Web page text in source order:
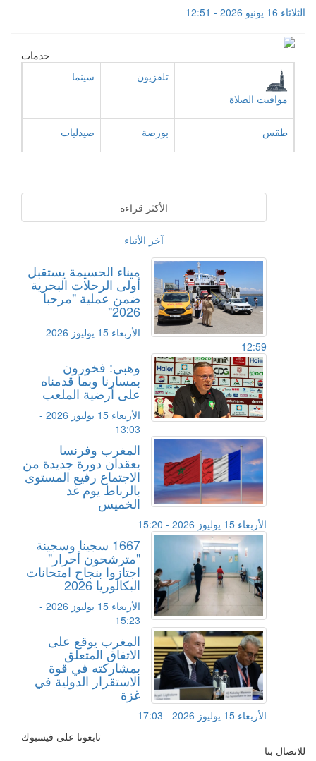
الثلاثاء 16 يونيو 2026 - 12:51
خدمات
مواقيت الصلاة
تلفزيون سينما
طقس بورصة صيدليات
الأكثر قراءة
آخر الأنباء
ميناء الحسيمة يستقبل
أولى الرحلات البحرية
ضمن عملية "مرحبا
2026"
الأربعاء 15 يوليوز 2026 -
12:59
وهبي: فخورون
بمسارنا وبما قدمناه
على أرضية الملعب
الأربعاء 15 يوليوز 2026 -
13:03
المغرب وفرنسا
يعقدان دورة جديدة من
الاجتماع رفيع المستوى
بالرباط يوم غد
الخميس
الأربعاء 15 يوليوز 2026 - 15:20
1667 سجينا وسجينة
"مترشحون أحرار"
اجتازوا بنجاح امتحانات
البكالوريا 2026
الأربعاء 15 يوليوز 2026 -
15:23
المغرب يوقع على
الاتفاق المتعلق
بمشاركته في قوة
الاستقرار الدولية في
غزة
الأربعاء 15 يوليوز 2026 - 17:03
تابعونا على فيسبوك
للاتصال بنا